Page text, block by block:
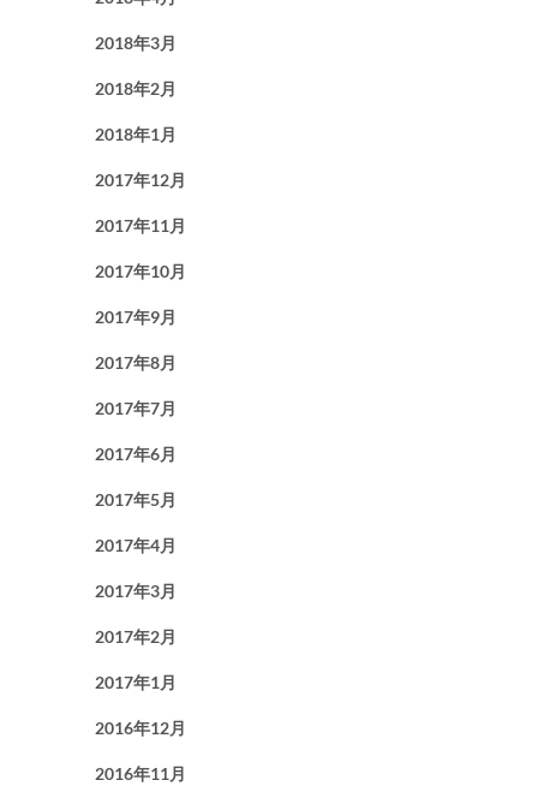
2018年3月
2018年2月
2018年1月
2017年12月
2017年11月
2017年10月
2017年9月
2017年8月
2017年7月
2017年6月
2017年5月
2017年4月
2017年3月
2017年2月
2017年1月
2016年12月
2016年11月